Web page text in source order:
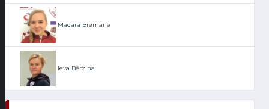
Madara Bremane
Ieva Bērziņa